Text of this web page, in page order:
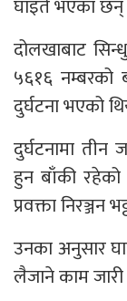
घाइते भएका छन्
दोलखाबाट
५६१६
दुर्घटना भएको
दुर्घटनामा
हुन बाँकी रहेको
प्रवक्ता निरञ्जन
उनका अनुसार
लैजाने काम